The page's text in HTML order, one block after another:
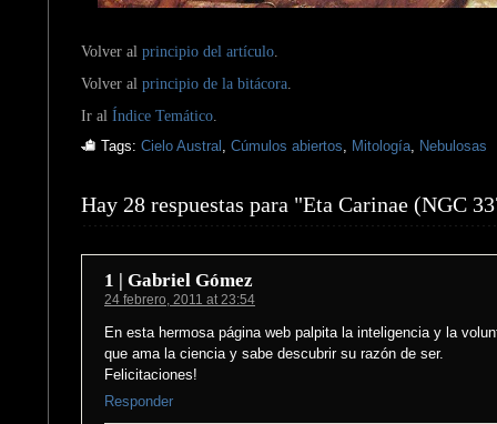
Volver al principio del artículo
Volver al principio de la bitácora
Ir al Índice Temático
Tags: Cielo Austral Cúmulos abiertos Mitología Nebulosas
Hay 28 respuestas para "Eta Carinae (NGC
1 | Gabriel Gómez
24 febrero, 2011 at 23:54
En esta hermosa página web palpita la inteligencia y la
que ama la ciencia y sabe descubrir su razón de ser.
Felicitaciones!
Responder